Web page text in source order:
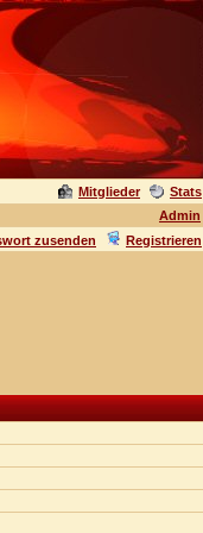
Mitglieder
Stats
Admin
zusenden Registrieren